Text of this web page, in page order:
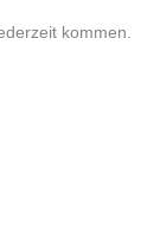
kommen.